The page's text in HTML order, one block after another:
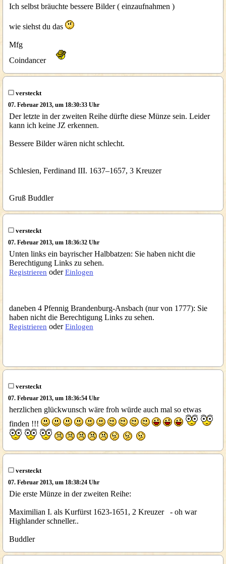
Ich selbst bräuchte bessere Bilder ( einzaufnahmen )
wie siehst du das
Mfg
Coindancer
versteckt
07. Februar 2013, um 18:30:33 Uhr
Der letzte in der zweiten Reihe dürfte diese Münze sein. Leider
kann ich keine JZ erkennen.
Bessere Bilder wären nicht schlecht.
Schlesien, Ferdinand III. 1637–1657, 3 Kreuzer
Gruß Buddler
versteckt
07. Februar 2013, um 18:36:32 Uhr
Unten links ein bayrischer Halbbatzen: Sie haben nicht die
Berechtigung Links zu sehen.
Registrieren oderEinlogen
daneben 4 Pfennig Brandenburg-Ansbach (nur von 1777): Sie
haben nicht die Berechtigung Links zu sehen.
Registrieren oderEinlogen
versteckt
07. Februar 2013, um 18:36:54 Uhr
herzlichen glückwunsch wäre froh würde auch mal so etwas
finden !!!
versteckt
07. Februar 2013, um 18:38:24 Uhr
Die erste Münze in der zweiten Reihe:
Maximilian I. als Kurfürst 1623-1651, 2 Kreuzer - oh war
Highlander schneller..
Buddler